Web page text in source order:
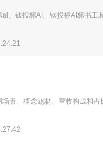
、钛投标AI、钛投标AI标书工
场景、概念题材、营收构成和